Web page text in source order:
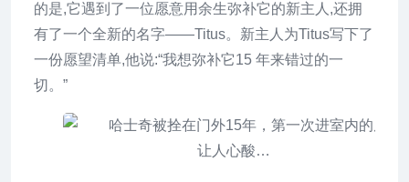
的是,它遇到了一位愿意用余生弥补它的新主人,还拥
有了一个全新的名字——Titus。新主人为Titus写下了
一份愿望清单,他说:“我想弥补它15 年来错过的一
切。”